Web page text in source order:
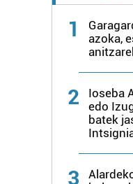
irakurri
1
azoka,
2
Ioseba
edo
batek
3